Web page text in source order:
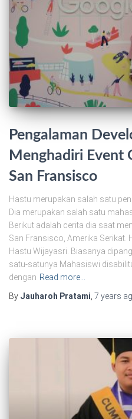
Pengalaman
Menghadiri Event
San Fransisco
Hastu merupakan salah satu
Dia merupakan salah satu
Berikut adalah cerita dia saat
San Fransisco, Amerika Serikat.
Hastu Wijayasri. Biasanya
satu-satunya Mahasiswi
dengan Read more…
By Jauharoh Pratami, 7 years